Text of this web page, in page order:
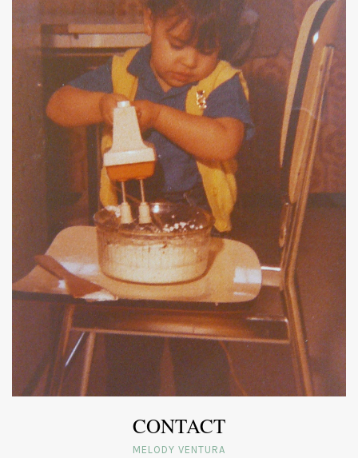
CONTACT
MELODY VENTURA